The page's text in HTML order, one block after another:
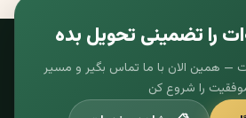
را تضمینی تحویل بده
— همین الان با ما تماس بگیر و مسیر
را شروع کن